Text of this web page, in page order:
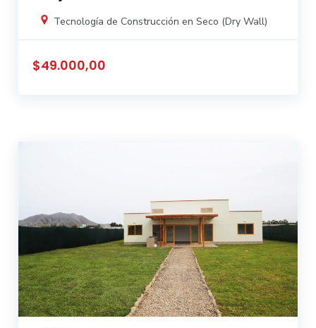
Tecnología de Construcción en Seco (Dry Wall)
$49.000,00